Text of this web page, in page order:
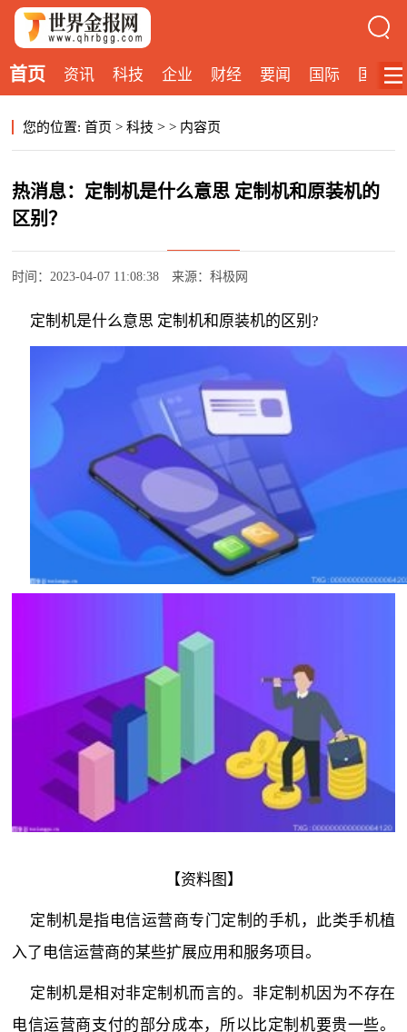
首页 资讯 科技 企业 财经 要闻 国际 国内
您的位置: 首页 > 科技 > > 内容页
热消息：定制机是什么意思 定制机和原装机的
区别？
时间：2023-04-07 11:08:38 来源：科极网
定制机是什么意思 定制机和原装机的区别?
【资料图】
定制机是指电信运营商专门定制的手机，此类手机植
入了电信运营商的某些扩展应用和服务项目。
定制机是相对非定制机而言的。非定制机因为不存在
电信运营商支付的部分成本，所以比定制机要贵一些。